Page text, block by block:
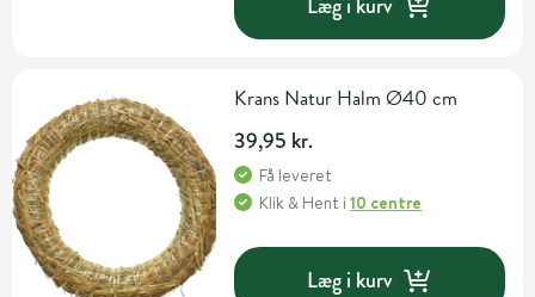
Krans Natur Halm Ø40 cm
39,95 kr.
Få leveret
Klik & Hent i10 centre
Læg i kurv